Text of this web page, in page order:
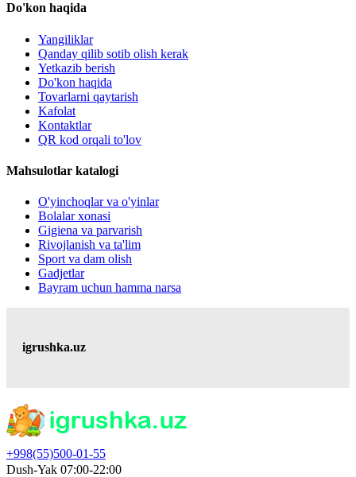
Do'kon haqida
Yangiliklar
Qanday qilib sotib olish kerak
Yetkazib berish
Do'kon haqida
Tovarlarni qaytarish
Kafolat
Kontaktlar
QR kod orqali to'lov
Mahsulotlar katalogi
O'yinchoqlar va o'yinlar
Bolalar xonasi
Gigiena va parvarish
Rivojlanish va ta'lim
Sport va dam olish
Gadjetlar
Bayram uchun hamma narsa
igrushka.uz
+998(55)500-01-55
Dush-Yak 07:00-22:00